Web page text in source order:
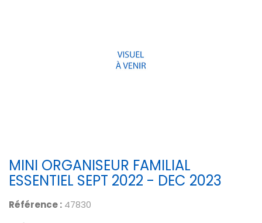
MINI ORGANISEUR FAMILIAL
ESSENTIEL SEPT 2022 - DEC 2023
Référence : 47830